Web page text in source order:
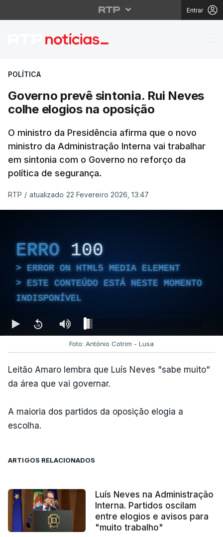
Entrar
Governo prevê
POLÍTICA
Governo prevê sintonia. Rui Neves
colhe elogios na oposição
O ministro da Presidência afirma que o novo
ministro da Administração Interna vai trabalhar
em sintonia com o Governo no reforço da
política de segurança.
RTP / atualizado 22 Fevereiro 2026, 13:47
ERRO 100
ERROR ON HTML5 MEDIA ELEMENT
ESTE CONTEÚDO ESTÁ NESTE MOMENTO
INDISPONÍVEL
Foto: António Cotrim - Lusa
Leitão Amaro lembra que Luís Neves "sabe muito"
da área que vai governar.
A maioria dos partidos da oposição elogia a
escolha.
ARTIGOS RELACIONADOS
Luís Neves na Administração
Interna. Partidos oscilam
entre elogios e avisos para
"muito trabalho"